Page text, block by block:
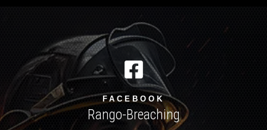

FACEBOOK
Rango-Breaching